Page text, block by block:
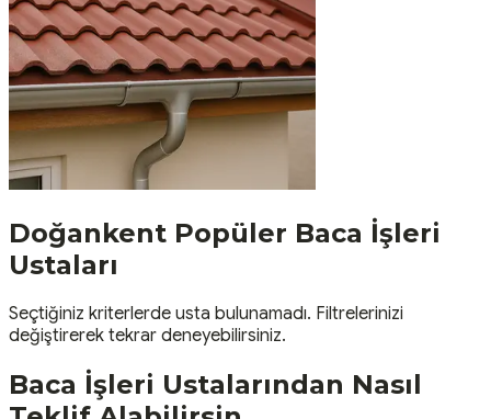
Doğankent Popüler Baca İşleri
Ustaları
Seçtiğiniz kriterlerde usta bulunamadı. Filtrelerinizi
değiştirerek tekrar deneyebilirsiniz.
Baca İşleri Ustalarından Nasıl